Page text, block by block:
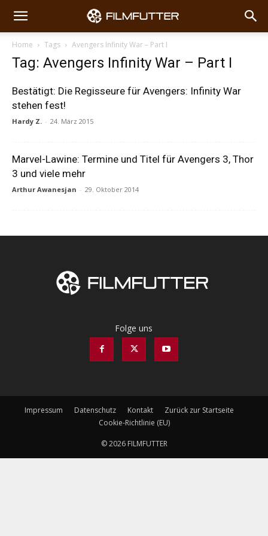
Home Tags Avengers Infinity War – Part I
Tag: Avengers Infinity War – Part I
Bestätigt: Die Regisseure für Avengers: Infinity War
stehen fest!
Hardy Z. - 24. März 2015
Marvel-Lawine: Termine und Titel für Avengers 3, Thor
3 und viele mehr
Arthur Awanesjan - 29. Oktober 2014
Folge uns
Impressum Datenschutz Kontakt
Zurück zur Startseite
Cookie-Richtlinie (EU)
© 2026 FILMFUTTER